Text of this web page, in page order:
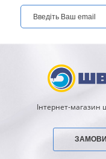
Інтернет-магазин